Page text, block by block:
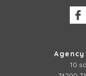
Agency
10